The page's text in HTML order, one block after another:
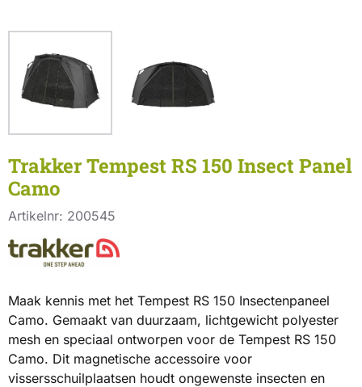
Trakker Tempest RS 150 Insect Panel
Camo
Artikelnr: 200545
Maak kennis met het Tempest RS 150 Insectenpaneel
Camo. Gemaakt van duurzaam, lichtgewicht polyester
mesh en speciaal ontworpen voor de Tempest RS 150
Camo. Dit magnetische accessoire voor
vissersschuilplaatsen houdt ongewenste insecten en